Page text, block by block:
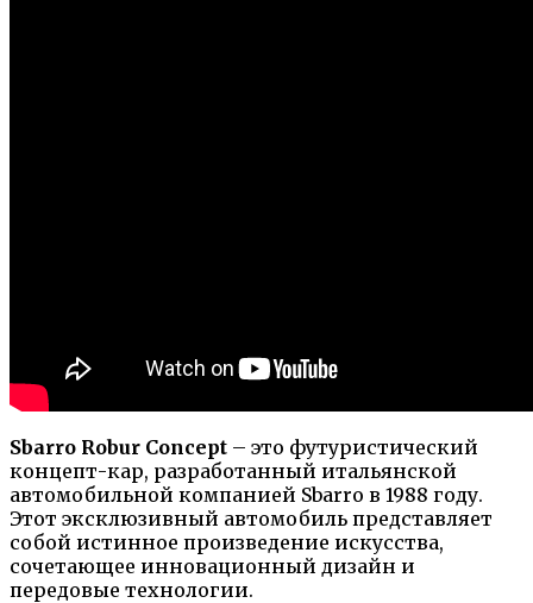
Sbarro Robur Concept – это футуристический
концепт-кар, разработанный итальянской
автомобильной компанией Sbarro в 1988 году.
Этот эксклюзивный автомобиль представляет
собой истинное произведение искусства,
сочетающее инновационный дизайн и
передовые технологии.